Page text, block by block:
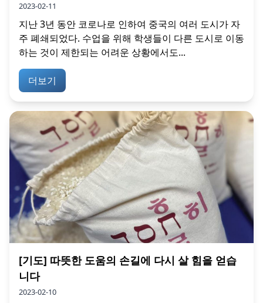
2023-02-11
지난 3년 동안 코로나로 인하여 중국의 여러 도시가 자
주 폐쇄되었다. 수업을 위해 학생들이 다른 도시로 이동
하는 것이 제한되는 어려운 상황에서도...
더보기
[기도] 따뜻한 도움의 손길에 다시 살 힘을 얻습
니다
2023-02-10